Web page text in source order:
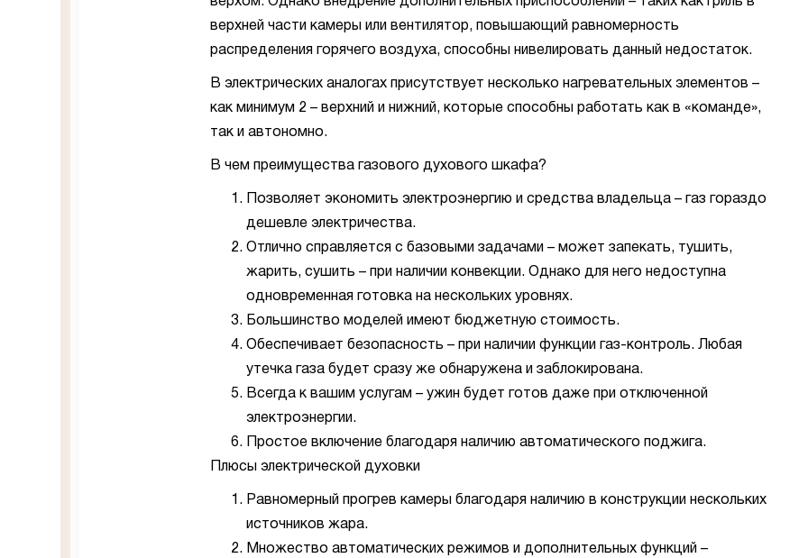
верхней части камеры или вентилятор, повышающий равномерность
распределения горячего воздуха, способны нивелировать данный недостаток.
В электрических аналогах присутствует несколько нагревательных элементов –
как минимум 2 – верхний и нижний, которые способны работать как в «команде»,
так и автономно.
В чем преимущества газового духового шкафа?
Позволяет экономить электроэнергию и средства владельца – газ гораздо
дешевле электричества.
Отлично справляется с базовыми задачами – может запекать, тушить,
жарить, сушить – при наличии конвекции. Однако для него недоступна
одновременная готовка на нескольких уровнях.
Большинство моделей имеют бюджетную стоимость.
Обеспечивает безопасность – при наличии функции газ-контроль. Любая
утечка газа будет сразу же обнаружена и заблокирована.
Всегда к вашим услугам – ужин будет готов даже при отключенной
электроэнергии.
Простое включение благодаря наличию автоматического поджига.
Плюсы электрической духовки
Равномерный прогрев камеры благодаря наличию в конструкции нескольких
источников жара.
Множество автоматических режимов и дополнительных функций –